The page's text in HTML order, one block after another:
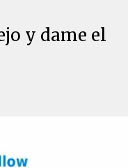
y dame el